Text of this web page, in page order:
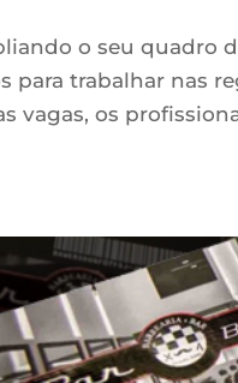
o seu quadro
para trabalhar nas
vagas, os